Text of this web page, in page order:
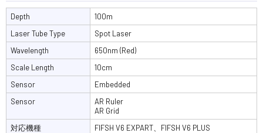
Depth
100m
Laser Tube Type
Spot Laser
Wavelength
650nm (Red)
Scale Length
10cm
Sensor
Embedded
Sensor
AR Ruler
AR Grid
対応機種
FIFSH V6 EXPART、FIFSH V6 PLUS